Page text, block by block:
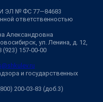
ЭЛ № ФС 77—84683
ответственностью
Александровна
ул. Ленина, д. 12,
(923) 157-00-00
и государственных
200-03-83 (доб.3)